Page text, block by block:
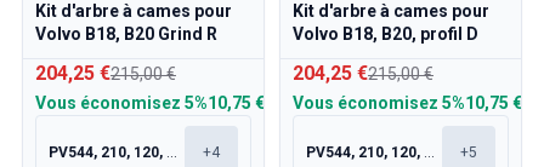
Kit d'arbre à cames pour
Volvo B18, B20 Grind R
204,25 €215,00 €
Vous économisez 5%10,75 €
PV544, 210, 120, 130 +4
Kit d'arbre à cames pour
Volvo B18, B20, profil D
204,25 €215,00 €
Vous économisez 5%10,75 €
PV544, 210, 120, 130 +5